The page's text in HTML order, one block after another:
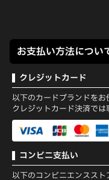
お支払い方法につい
クレジットカード
以下のカードブランドをお
クレジットカード決済では
コンビニ支払い
以下のコンビニエンススト